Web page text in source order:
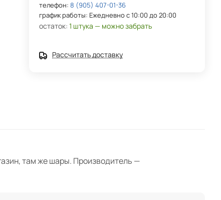
телефон:8 (905) 407-01-36
график работы: Ежедневно с 10:00 до 20:00
остаток:1 штука — можно забрать
Рассчитать доставку
там же шары. Производитель —